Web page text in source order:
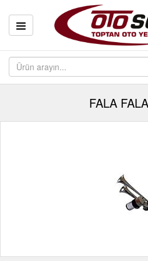
FALA